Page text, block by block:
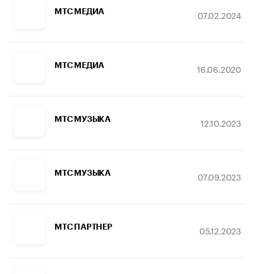
МТС МЕДИА 07.02.2024
МТС МЕДИА 16.06.2020
МТС МУЗЫКА 12.10.2023
МТС МУЗЫКА 07.09.2023
МТС ПАРТНЕР 05.12.2023